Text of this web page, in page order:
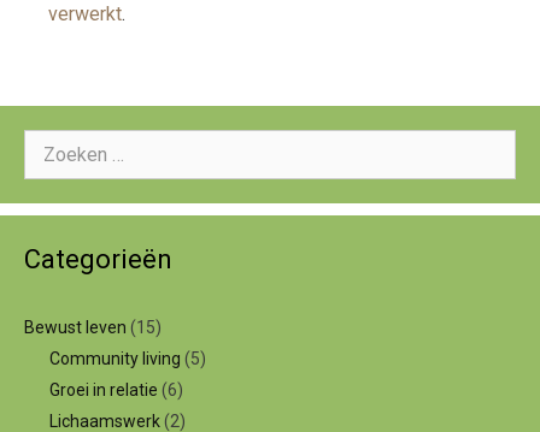
verwerkt.
naar:
Categorieën
Bewust leven (15)
Community living (5)
Groei in relatie (6)
Lichaamswerk(2)